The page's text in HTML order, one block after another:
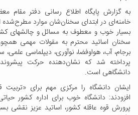
به گزارش پایگاه اطلاع رسانی دفتر مقام
خامنه‌ای در ابتدای سخنان‌شان موارد مطرح‌شده
بسیار خوب و معطوف به مسائل و چالشهای
سخنان اساتید محترم به مقولات مهمی
برجام، آب، هواوفضا، نوآوری، دیپلماسی علمی،
پرداخته شد که نشان‌دهنده حرکت
دانشگاهی است.
ایشان دانشگاه را مرکزی مهم برای «تربیت
افزودند: دانشگاه خوب برای اداره کشور
پرورش قوه عاقله کشور، اساتید عزیز نقشی